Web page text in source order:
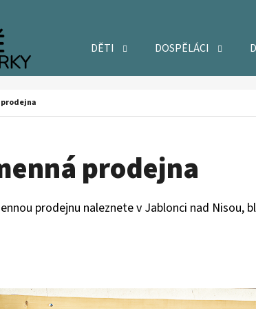
DĚTI DOSPĚLÁCI
prodejna
prodejna
prodejnu naleznete v Jablonci nad Nisou,